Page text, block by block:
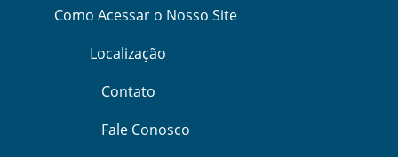
Como Acessar o Nosso Site
Localização
Contato
Fale Conosco